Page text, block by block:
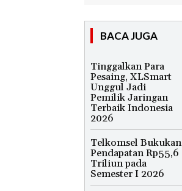
BACA JUGA
Tinggalkan Para
Pesaing, XLSmart
Unggul Jadi
Pemilik Jaringan
Terbaik Indonesia
2026
Telkomsel Bukukan
Pendapatan Rp55,6
Triliun pada
Semester I 2026